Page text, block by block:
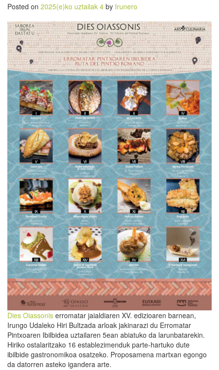
Posted on 2025(e)ko uztailak 4 by Irunero
Dies Oiassonis erromatar jaialdiaren XV. edizioaren barnean,
Irungo Udaleko Hiri Bultzada arloak jakinarazi du Erromatar
Pintxoaren Ibilbidea uztailaren 5ean abiatuko da larunbatarekin.
Hiriko ostalaritzako 16 establezimenduk parte-hartuko dute
ibilbide gastronomikoa osatzeko. Proposamena martxan egongo
da datorren asteko igandera arte.